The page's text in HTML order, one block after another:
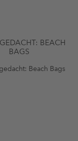
BEACH B
AGS